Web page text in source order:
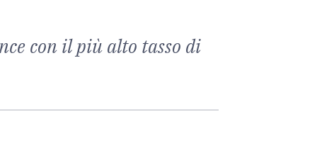
con il più alto tasso di